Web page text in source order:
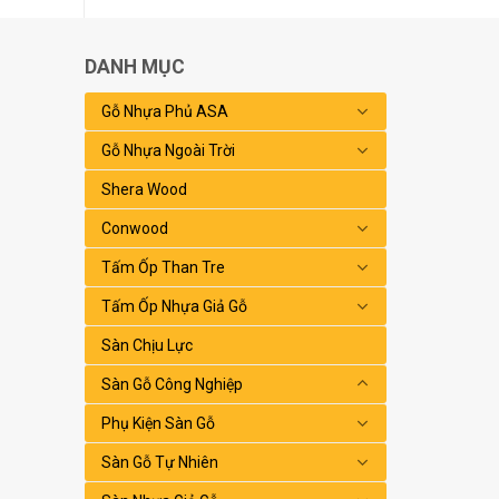
DANH MỤC
Gỗ Nhựa Phủ ASA
Gỗ Nhựa Ngoài Trời
Shera Wood
Conwood
Tấm Ốp Than Tre
Tấm Ốp Nhựa Giả Gỗ
Sàn Chịu Lực
Sàn Gỗ Công Nghiệp
Phụ Kiện Sàn Gỗ
Sàn Gỗ Tự Nhiên